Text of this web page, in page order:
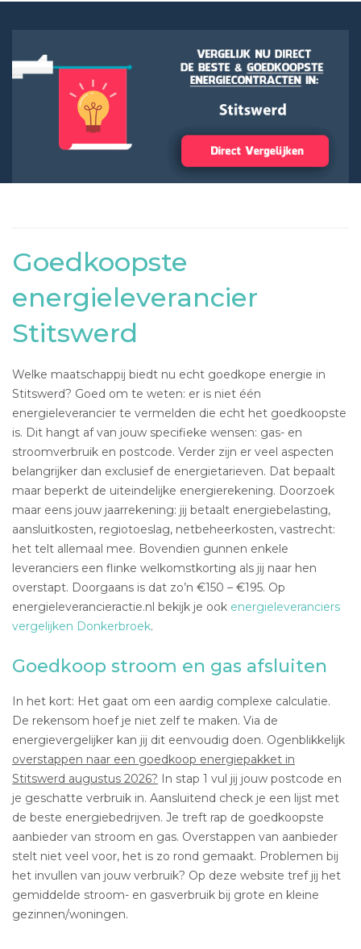
Goedkoopste
energieleverancier
Stitswerd
Welke maatschappij biedt nu echt goedkope energie in
Stitswerd? Goed om te weten: er is niet één
energieleverancier te vermelden die echt het goedkoopste
is. Dit hangt af van jouw specifieke wensen: gas- en
stroomverbruik en postcode. Verder zijn er veel aspecten
belangrijker dan exclusief de energietarieven. Dat bepaalt
maar beperkt de uiteindelijke energierekening. Doorzoek
maar eens jouw jaarrekening: jij betaalt energiebelasting,
aansluitkosten, regiotoeslag, netbeheerkosten, vastrecht:
het telt allemaal mee. Bovendien gunnen enkele
leveranciers een flinke welkomstkorting als jij naar hen
overstapt. Doorgaans is dat zo’n €150 – €195. Op
energieleverancieractie.nl bekijk je ook energieleveranciers
vergelijken Donkerbroek.
Goedkoop stroom en gas afsluiten
In het kort: Het gaat om een aardig complexe calculatie.
De rekensom hoef je niet zelf te maken. Via de
energievergelijker kan jij dit eenvoudig doen. Ogenblikkelijk
overstappen naar een goedkoop energiepakket in
Stitswerd augustus 2026? In stap 1 vul jij jouw postcode en
je geschatte verbruik in. Aansluitend check je een lijst met
de beste energiebedrijven. Je treft rap de goedkoopste
aanbieder van stroom en gas. Overstappen van aanbieder
stelt niet veel voor, het is zo rond gemaakt. Problemen bij
het invullen van jouw verbruik? Op deze website tref jij het
gemiddelde stroom- en gasverbruik bij grote en kleine
gezinnen/woningen.